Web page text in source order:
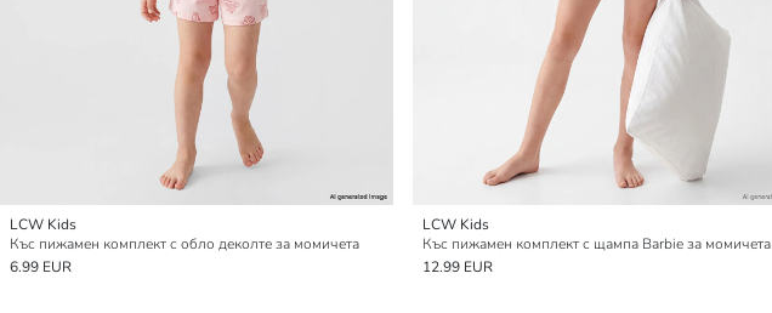
LCW Kids
Къс пижамен комплект с обло деколте за момичета
6.99 EUR
LCW Kids
Къс пижамен комплект с щампа Barbie за момичета
12.99 EUR